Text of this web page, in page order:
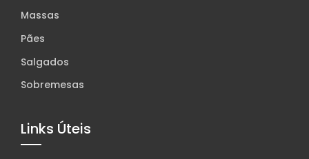
Massas
Pães
Salgados
Sobremesas
Links Úteis